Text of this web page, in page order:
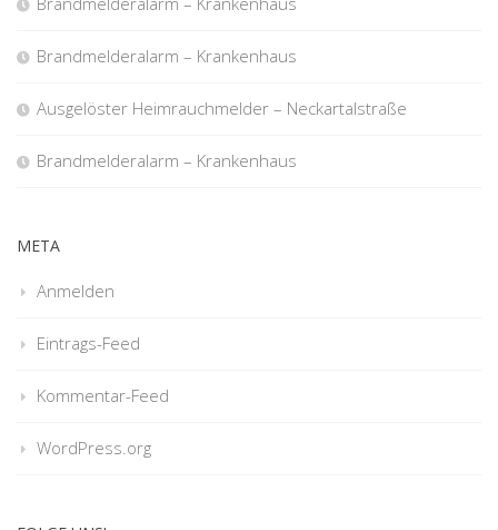
Brandmelderalarm – Krankenhaus
Ausgelöster Heimrauchmelder – Neckartalstraße
Brandmelderalarm – Krankenhaus
META
Anmelden
Eintrags-Feed
Kommentar-Feed
WordPress.org